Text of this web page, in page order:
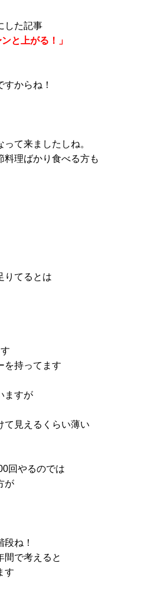
した記事
と上がる！」
からね！
て来ましたしね。
料理ばかり食べる方も
りてるとは
を持ってます
ますが
て見えるくらい薄い
回やるのでは
が
ね！
で考えると
す